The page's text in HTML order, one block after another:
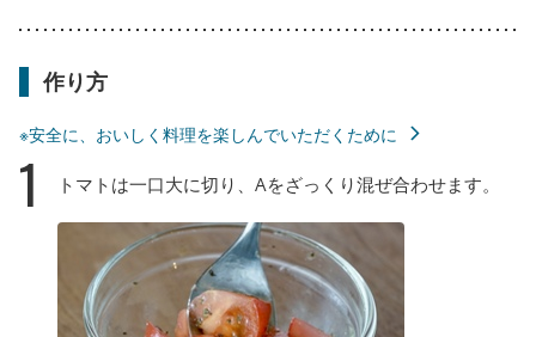
作り方
※安全に、おいしく料理を楽しんでいただくために
1 トマトは一口大に切り、Aをざっくり混ぜ合わせます。